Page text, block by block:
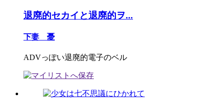
退廃的セカイと退廃的ヲ...
下妻 憂
ADVっぽい退廃的電子のベル